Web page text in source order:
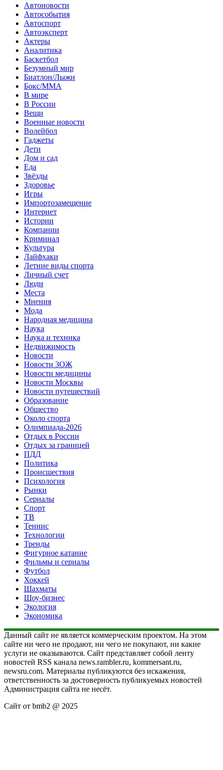
Автоновости
Автособытия
Автоспорт
Автоэксперт
Актеры
Аналитика
Баскетбол
Безумный мир
Биатлон/Лыжи
Бокс/MMA
В мире
В России
Вещи
Военные новости
Волейбол
Гаджеты
Дети
Дом и сад
Еда
Звёзды
Здоровье
Игры
Импортозамещение
Интернет
Истории
Компании
Криминал
Культура
Лайфхаки
Летние виды спорта
Личный счет
Люди
Места
Мнения
Мода
Народная медицина
Наука
Наука и техника
Недвижимость
Новости
Новости ЗОЖ
Новости медицины
Новости Москвы
Новости путешествий
Образование
Общество
Около спорта
Олимпиада-2026
Отдых в России
Отдых за границей
ПДД
Политика
Происшествия
Психология
Рынки
Сериалы
Спорт
ТВ
Теннис
Технологии
Тренды
Фигурное катание
Фильмы и сериалы
Футбол
Хоккей
Шахматы
Шоу-бизнес
Экология
Экономика
Данный сайт не является коммерческим проектом. На этом
сайте ни чего не продают, ни чего не покупают, ни какие
услуги не оказываются. Сайт представляет собой ленту
новостей RSS канала news.rambler.ru, kommersant.ru,
newsru.com. Материалы публикуются без искажения,
ответственность за достоверность публикуемых новостей
Администрация сайта не несёт.
Сайт от bmb2 @ 2025